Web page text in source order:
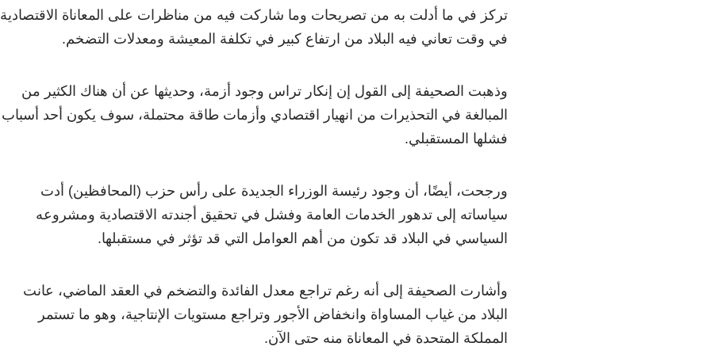
تركز في ما أدلت به من تصريحات وما شاركت فيه من مناظرات على المعاناة الاقتصادية
في وقت تعاني فيه البلاد من ارتفاع كبير في تكلفة المعيشة ومعدلات التضخم.
وذهبت الصحيفة إلى القول إن إنكار تراس وجود أزمة، وحديثها عن أن هناك الكثير من
المبالغة في التحذيرات من انهيار اقتصادي وأزمات طاقة محتملة، سوف يكون أحد أسباب
فشلها المستقبلي.
ورجحت، أيضًا، أن وجود رئيسة الوزراء الجديدة على رأس حزب (المحافظين) أدت
سياساته إلى تدهور الخدمات العامة وفشل في تحقيق أجندته الاقتصادية ومشروعه
السياسي في البلاد قد تكون من أهم العوامل التي قد تؤثر في مستقبلها.
وأشارت الصحيفة إلى أنه رغم تراجع معدل الفائدة والتضخم في العقد الماضي، عانت
البلاد من غياب المساواة وانخفاض الأجور وتراجع مستويات الإنتاجية، وهو ما تستمر
المملكة المتحدة في المعاناة منه حتى الآن.